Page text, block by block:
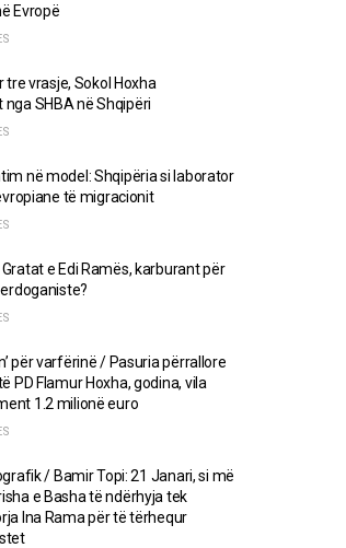
Evropë
tre vrasje, Sokol Hoxha
SHBA në Shqipëri
në model: Shqipëria si laborator
të migracionit
e Edi Ramës, karburant për
për varfërinë / Pasuria përrallore
PD Flamur Hoxha, godina, vila
1.2 milionë euro
/ Bamir Topi: 21 Janari, si më
e Basha të ndërhyja tek
Ina Rama për të tërhequr